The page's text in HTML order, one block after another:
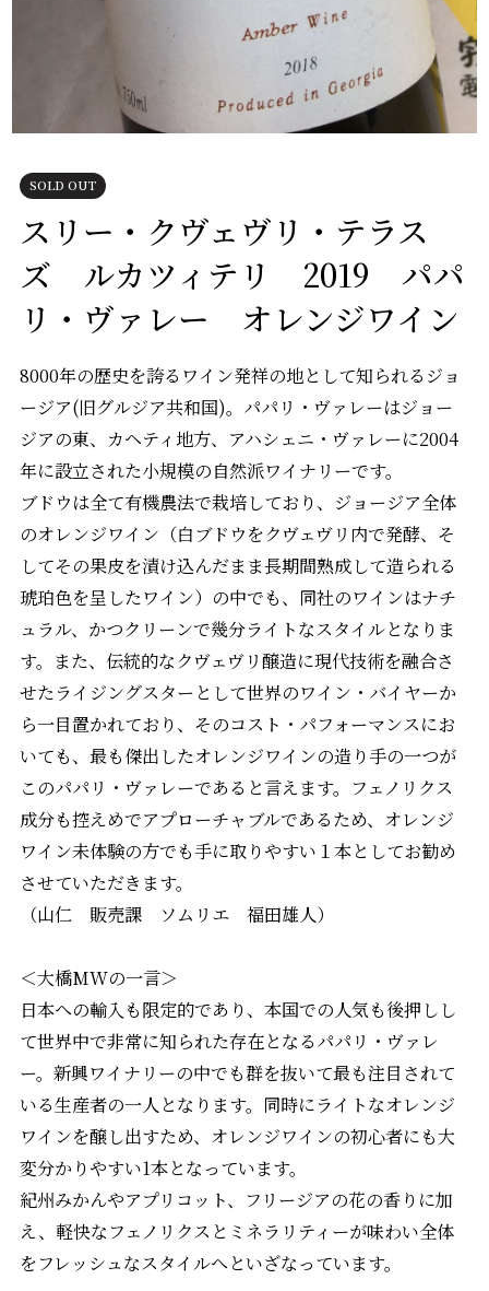
SOLD OUT
スリー・クヴェヴリ・テラス
ズ ルカツィテリ 2019 パパ
リ・ヴァレー オレンジワイン
8000年の歴史を誇るワイン発祥の地として知られるジョ
ージア(旧グルジア共和国)。パパリ・ヴァレーはジョー
ジアの東、カヘティ地方、アハシェニ・ヴァレーに2004
年に設立された小規模の自然派ワイナリーです。
ブドウは全て有機農法で栽培しており、ジョージア全体
のオレンジワイン（白ブドウをクヴェヴリ内で発酵、そ
してその果皮を漬け込んだまま長期間熟成して造られる
琥珀色を呈したワイン）の中でも、同社のワインはナチ
ュラル、かつクリーンで幾分ライトなスタイルとなりま
す。また、伝統的なクヴェヴリ醸造に現代技術を融合さ
せたライジングスターとして世界のワイン・バイヤーか
ら一目置かれており、そのコスト・パフォーマンスにお
いても、最も傑出したオレンジワインの造り手の一つが
このパパリ・ヴァレーであると言えます。フェノリクス
成分も控えめでアプローチャブルであるため、オレンジ
ワイン未体験の方でも手に取りやすい１本としてお勧め
させていただきます。
（山仁 販売課 ソムリエ 福田雄人）
＜大橋MWの一言＞
日本への輸入も限定的であり、本国での人気も後押しし
て世界中で非常に知られた存在となるパパリ・ヴァレ
ー。新興ワイナリーの中でも群を抜いて最も注目されて
いる生産者の一人となります。同時にライトなオレンジ
ワインを醸し出すため、オレンジワインの初心者にも大
変分かりやすい1本となっています。
紀州みかんやアプリコット、フリージアの花の香りに加
え、軽快なフェノリクスとミネラリティーが味わい全体
をフレッシュなスタイルへといざなっています。